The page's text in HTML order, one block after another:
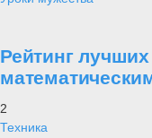
Рейтинг
2
Техника